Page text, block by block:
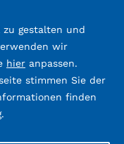
&
gestalten und
wir
hier anpassen.
stimmen Sie der
finden
.